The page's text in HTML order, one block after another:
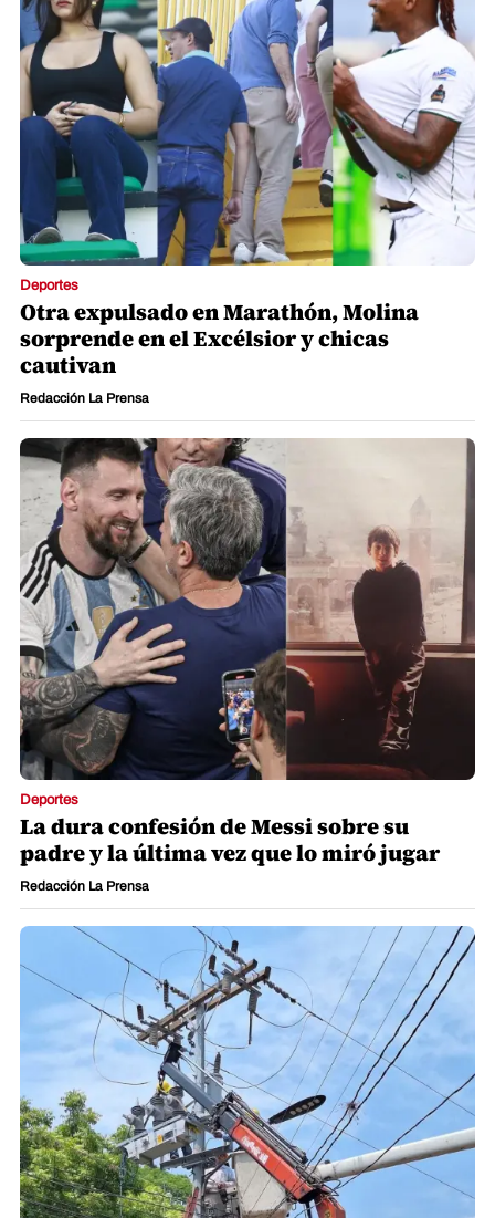
Deportes
Otra expulsado en Marathón, Molina
sorprende en el Excélsior y chicas
cautivan
Redacción La Prensa
Deportes
La dura confesión de Messi sobre su
padre y la última vez que lo miró jugar
Redacción La Prensa